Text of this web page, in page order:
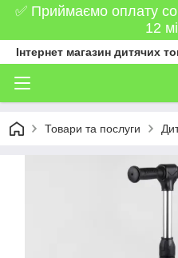
✅ Приймаємо оплату
12
Інтернет магазин дитячих
Товари та послуги